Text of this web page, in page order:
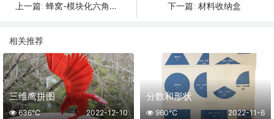
上一篇: 蜂窝-模块化六角抽屉 下一篇: 材料收纳盒
相关推荐
三维鹰拼图
2022-12-10
636℃
分数和形状
2022-11-6
960℃